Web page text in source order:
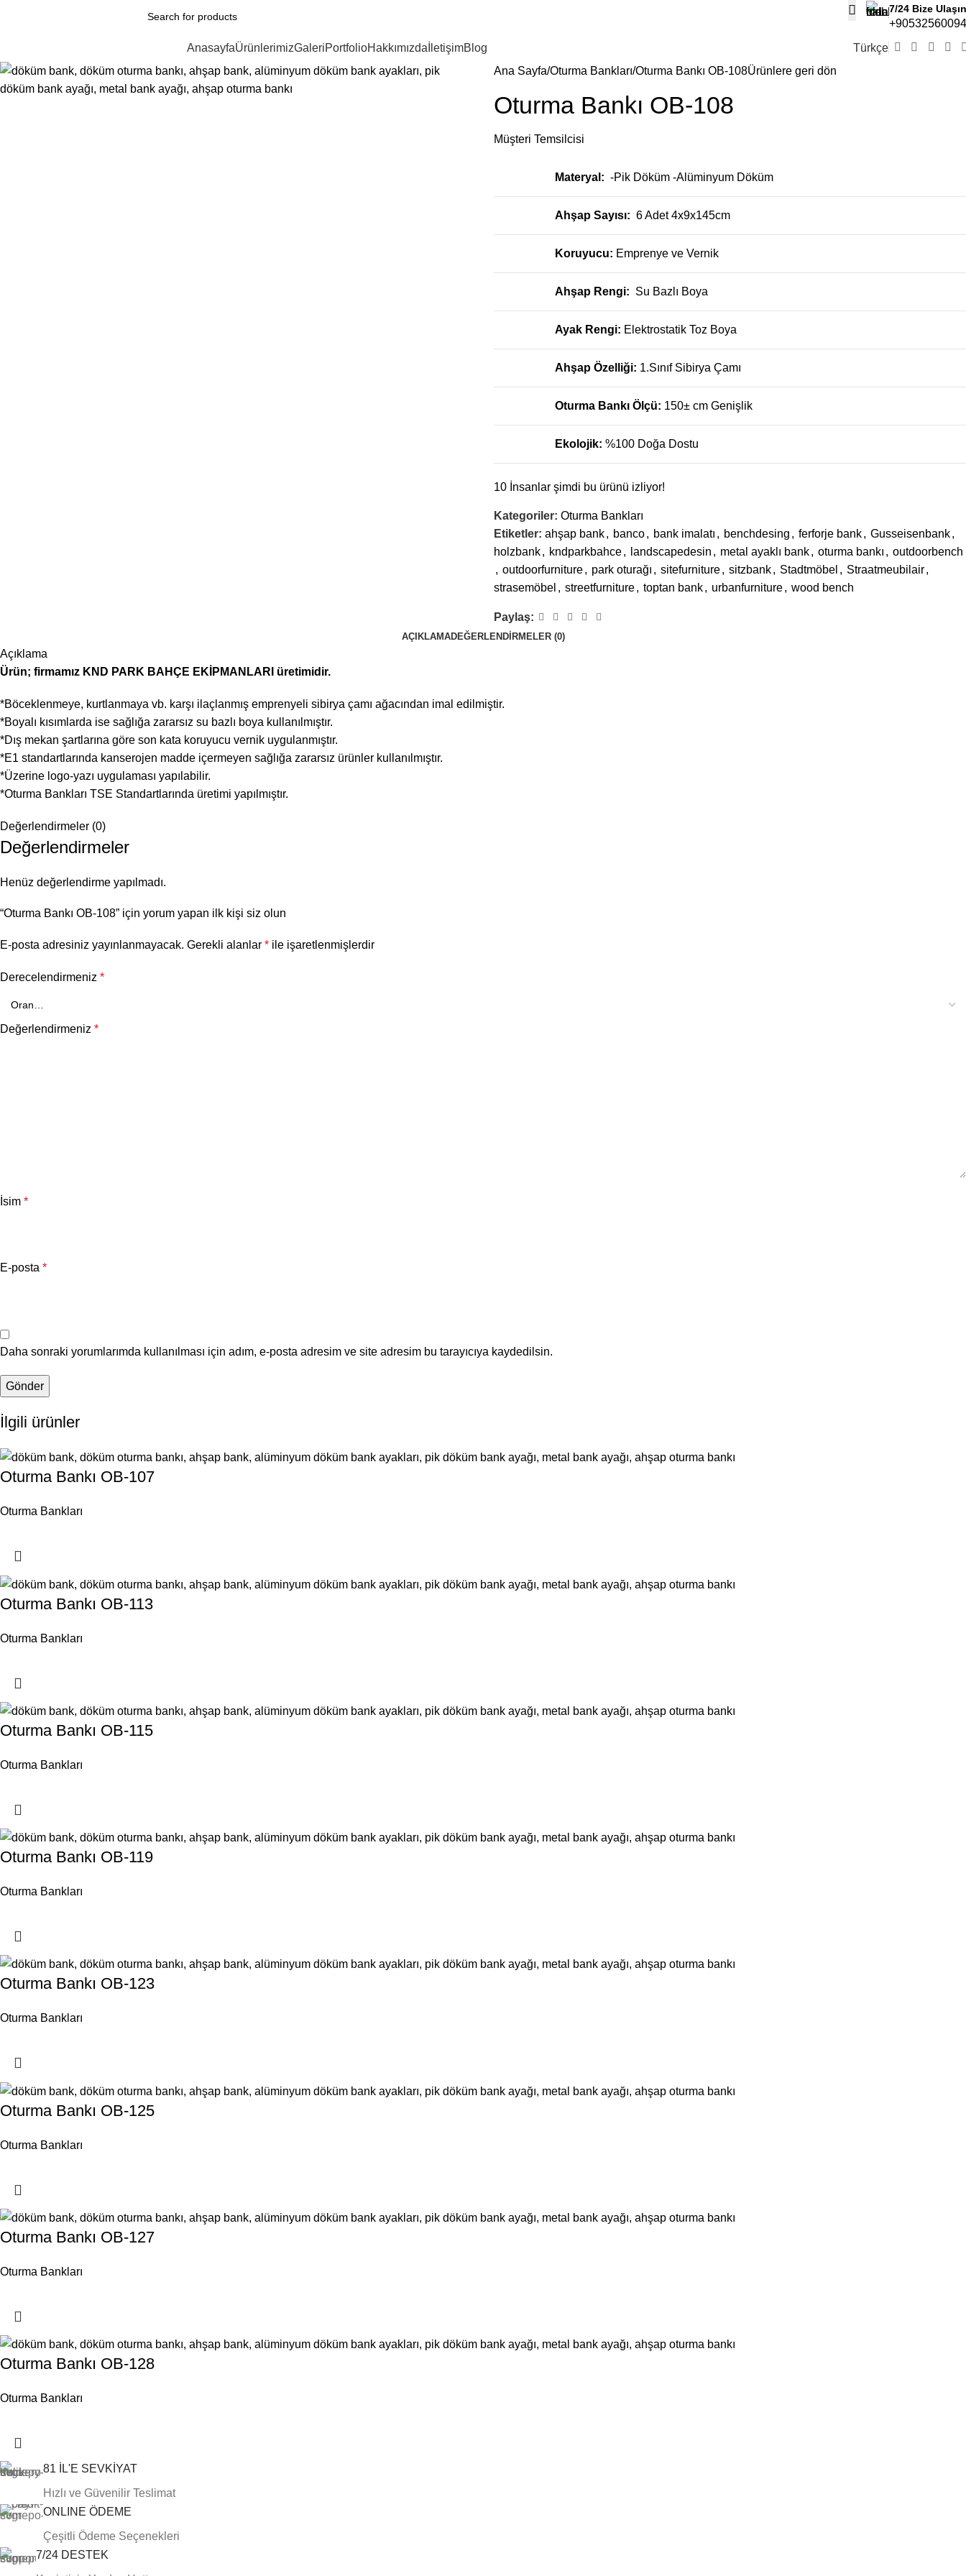
7/24 Bize Ulaşın
AnasayfaÜrünlerimizGaleriPortfolioHakkımızda İletişimBlog
Türkçe
Ana Sayfa Oturma Bankları Oturma Bankı OB-108Ürünlere geri dön
Oturma Bankı OB-108
Müşteri Temsilcisi
Materyal: -Pik Döküm -Alüminyum Döküm
Ahşap Sayısı: 6 Adet 4x9x145cm
Koruyucu: Emprenye ve Vernik
Ahşap Rengi: Su Bazlı Boya
Ayak Rengi: Elektrostatik Toz Boya
Ahşap Özelliği: 1.Sınıf Sibirya Çamı
Oturma Bankı Ölçü: 150± cm Genişlik
Ekolojik: %100 Doğa Dostu
10 İnsanlar şimdi bu ürünü izliyor!
Kategoriler: Oturma Bankları
Etiketler: ahşap bank, banco, bank imalatı , benchdesing , ferforje bank, Gusseisenbank,
holzbank, kndparkbahce, landscapedesin , metal ayaklı bank, oturma bankı , outdoorbench
, outdoorfurniture, park oturağı , sitefurniture, sitzbank, Stadtmöbel , Straatmeubilair,
strasemöbel , streetfurniture, toptan bank, urbanfurniture, wood bench
Paylaş:
AÇIKLAMADEĞERLENDIRMELER (0)
Açıklama
Ürün; firmamız KND PARK BAHÇE EKİPMANLARI üretimidir.
*Böceklenmeye, kurtlanmaya vb. karşı ilaçlanmış emprenyeli sibirya çamı ağacından imal edilmiştir.
*Boyalı kısımlarda ise sağlığa zararsız su bazlı boya kullanılmıştır.
*Dış mekan şartlarına göre son kata koruyucu vernik uygulanmıştır.
*E1 standartlarında kanserojen madde içermeyen sağlığa zararsız ürünler kullanılmıştır.
*Üzerine logo-yazı uygulaması yapılabilir.
*Oturma Bankları TSE Standartlarında üretimi yapılmıştır.
Değerlendirmeler (0)
Değerlendirmeler
Henüz değerlendirme yapılmadı.
“Oturma Bankı OB-108” için yorum yapan ilk kişi siz olun
E-posta adresiniz yayınlanmayacak. Gerekli alanlar * ile işaretlenmişlerdir
Derecelendirmeniz *
Değerlendirmeniz *
İsim *
E-posta *
Daha sonraki yorumlarımda kullanılması için adım, e-posta adresim ve site adresim bu tarayıcıya kaydedilsin.
İlgili ürünler
Oturma Bankı OB-107
Oturma Bankları
Oturma Bankı OB-113
Oturma Bankları
Oturma Bankı OB-115
Oturma Bankları
Oturma Bankı OB-119
Oturma Bankları
Oturma Bankı OB-123
Oturma Bankları
Oturma Bankı OB-125
Oturma Bankları
Oturma Bankı OB-127
Oturma Bankları
Oturma Bankı OB-128
Oturma Bankları
81 İL'E SEVKİYAT
Hızlı ve Güvenilir Teslimat
ONLINE ÖDEME
Çeşitli Ödeme Seçenekleri
7/24 DESTEK